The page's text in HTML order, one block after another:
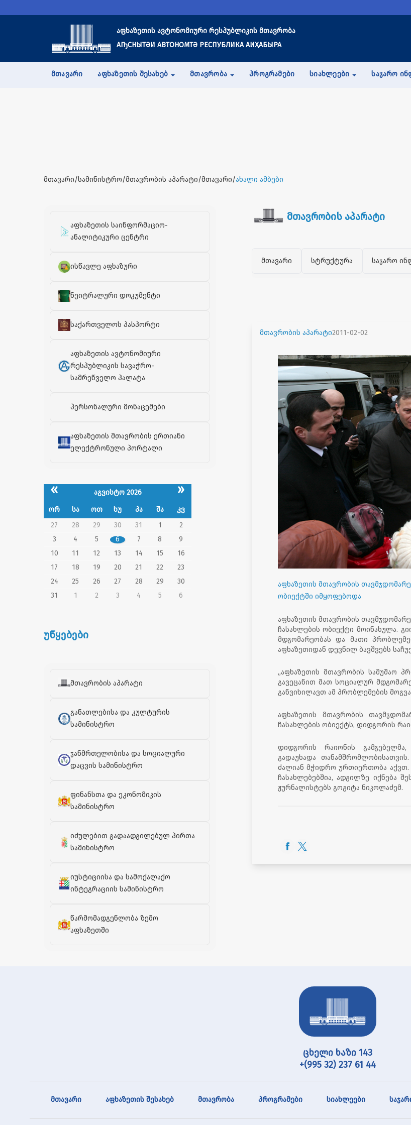
აფხაზეთის ავტონომიური რესპუბლიკის მთავრობა
АҦСНЫТӘИ АВТОНОМТӘ РЕСПУБЛИКА АИҲАБЫРА
ᲛᲗᲐᲕᲐᲠᲘ ᲐᲤᲮᲐᲖᲔᲗᲘᲡ ᲨᲔᲡᲐᲮᲔᲑ ᲛᲗᲐᲕᲠᲝᲑᲐ ᲞᲠᲝᲒᲠᲐᲛᲔᲑᲘ ᲡᲘᲐᲮᲚᲔᲔᲑᲘ ᲡᲐᲯᲐᲠᲝ
მთავარი/სამინისტრო/მთავრობის აპარატი/მთავარი/ახალი ამბები
აფხაზეთის საინფორმაციო-
ანალიტიკური ცენტრი
ისწავლე აფხაზური
ნეიტრალური დოკუმენტი
საქართველოს პასპორტი
აფხაზეთის ავტონომიური
რესპუბლიკის სავაჭრო-
სამრეწველო პალატა
პერსონალური მონაცემები
აფხაზეთის მთავრობის ერთიანი
ელექტრონული პორტალი
« აგვისტო 2026 »
ორ სა ოთ ხუ პა შა
კვ
27
28 29 30 31 1
2
3
4 5 6 7 8
9
10
11 12 13 14 15
16
17
18 19 20 21 22
23
24
25 26 27 28 29
30
31
1 2 3 4 5 6
უწყებები
მთავრობის აპარატი
განათლებისა და კულტურის
სამინისტრო
ჯანმრთელობისა და სოციალური
დაცვის სამინისტრო
ფინანსთა და ეკონომიკის
სამინისტრო
იძულებით გადაადგილებულ პირთა
სამინისტრო
იუსტიციისა და სამოქალაქო
ინტეგრაციის სამინისტრო
წარმომადგენლობა ზემო
აფხაზეთში
მთავრობის აპარატი
მთავარი სტრუქტურა საჯარო
მთავრობის აპარატი2011-02-02
აფხაზეთის მთავრობის
ობიექტში იმყოფებოდა
აფხაზეთის მთავრობის
ჩასახლების ობიექტი მოინახულა.
მდგომარეობას და მათი
აფხაზეთიდან დევნილ ბავშვებს
„აფხაზეთის მთავრობის სამუშაო
გავეცანით მათ სოციალურ
განვიხილავთ ამ პრობლემების
აფხაზეთის მთავრობის
ჩასახლების ობიექტს, დიდგორის
დიდგორის რაიონის
გადაუხადა
ძალიან მჭიდრო ურთიერთობა
ჩასახლებებშია, ადგილზე იქნება
ჟურნალისტებს გოგიტა ნიკოლაძემ.
ცხელი ხაზი 143
+(995 32) 237 61 44
მთავარი აფხაზეთის შესახებ მთავრობა პროგრამები სიახლეები